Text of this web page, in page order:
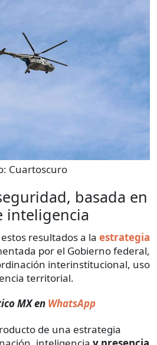
Cuartoscuro
basada en
inteligencia
resultados a la estrategia
por el Gobierno federal,
interinstitucional, uso
territorial.
MX en WhatsApp
de una estrategia